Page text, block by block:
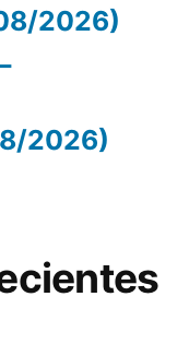
2026)
2026)